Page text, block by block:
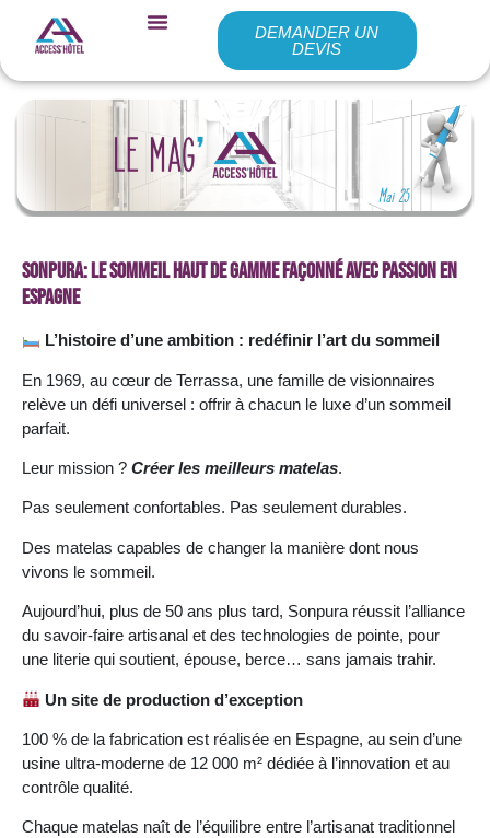
DEMANDER UN
DEVIS
Sonpura: Le sommeil haut de gamme façonné avec passion en
Espagne
L’histoire d’une ambition : redéfinir l’art du sommeil
En 1969, au cœur de Terrassa, une famille de visionnaires
relève un défi universel : offrir à chacun le luxe d’un sommeil
parfait.
Leur mission ? Créer les meilleurs matelas.
Pas seulement confortables. Pas seulement durables.
Des matelas capables de changer la manière dont nous
vivons le sommeil.
Aujourd’hui, plus de 50 ans plus tard, Sonpura réussit l’alliance
du savoir-faire artisanal et des technologies de pointe, pour
une literie qui soutient, épouse, berce… sans jamais trahir.
Un site de production d’exception
100 % de la fabrication est réalisée en Espagne, au sein d’une
usine ultra-moderne de 12 000 m² dédiée à l’innovation et au
contrôle qualité.
Chaque matelas naît de l’équilibre entre l’artisanat traditionnel